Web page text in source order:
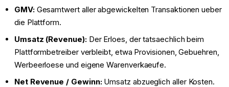
GMV:Gesamtwert aller abgewickelten Transaktionen ueber
die Plattform.
Umsatz (Revenue):Der Erloes, der tatsaechlich beim
Plattformbetreiber verbleibt, etwa Provisionen, Gebuehren,
Werbeerloese und eigene Warenverkaeufe.
Net Revenue / Gewinn:Umsatz abzueglich aller Kosten.